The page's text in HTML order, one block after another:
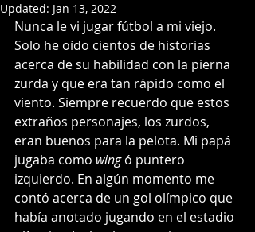
Updated: Jan 13, 2022
Nunca le vi jugar fútbol a mi viejo.
Solo he oído cientos de historias
acerca de su habilidad con la pierna
zurda y que era tan rápido como el
viento. Siempre recuerdo que estos
extraños personajes, los zurdos,
eran buenos para la pelota. Mi papá
jugaba como wing ó puntero
izquierdo. En algún momento me
contó acerca de un gol olímpico que
había anotado jugando en el estadio